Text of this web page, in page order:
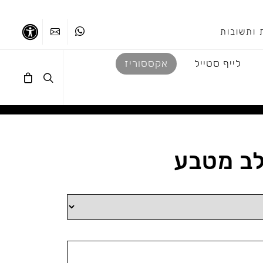
ותשובות ווטסאפ צרו קשר
לייף סטייל אקססוריז
מטבע